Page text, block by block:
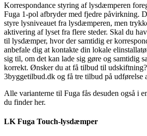
Korrespondance styring af lysdæmperen
Fuga 1-pol afbryder med fjedre påvirkning.
styre lysniveauet fra lysdæmperen, men
aktivering af lyset fra flere steder. Skal du
til lysdæmper, hvor der samtidig er
anbefale dig at kontakte din lokale
sig til, om det kan lade sig gøre og samtidig
korrekt. Ønsker du at få tilbud til
3byggetilbud.dk og få tre tilbud på udførelse
Alle varianterne til Fuga fås desuden også i
du finder her.
LK Fuga Touch-lysdæmper